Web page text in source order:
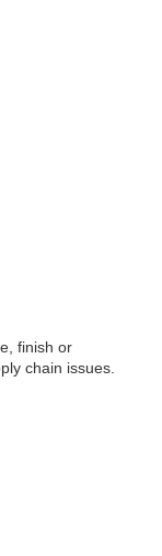
finish or
chain issues.